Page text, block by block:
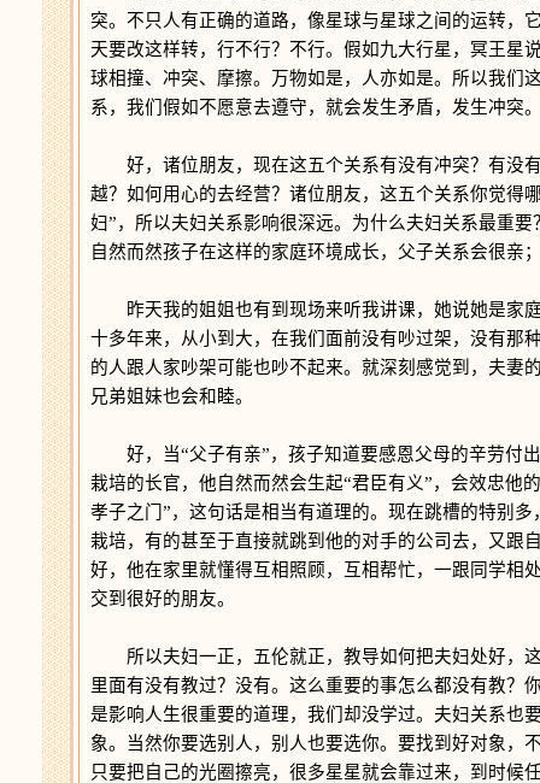
突。不只人有正确的道路，像星球与星球之间的运转，
天要改这样转，行不行？不行。假如九大行星，冥王星
球相撞、冲突、摩擦。万物如是，人亦如是。所以我们
系，我们假如不愿意去遵守，就会发生矛盾，发生冲突
好，诸位朋友，现在这五个关系有没有冲突？有没
越？如何用心的去经营？诸位朋友，这五个关系你觉得
妇”，所以夫妇关系影响很深远。为什么夫妇关系最重
自然而然孩子在这样的家庭环境成长，父子关系会很亲
昨天我的姐姐也有到现场来听我讲课，她说她是家
十多年来，从小到大，在我们面前没有吵过架，没有那
的人跟人家吵架可能也吵不起来。就深刻感觉到，夫妻
兄弟姐妹也会和睦。
好，当“父子有亲”，孩子知道要感恩父母的辛劳付
栽培的长官，他自然而然会生起“君臣有义”，会效忠他
孝子之门”，这句话是相当有道理的。现在跳槽的特别
栽培，有的甚至于直接就跳到他的对手的公司去，又跟
好，他在家里就懂得互相照顾，互相帮忙，一跟同学相
交到很好的朋友。
所以夫妇一正，五伦就正，教导如何把夫妇处好，
里面有没有教过？没有。这么重要的事怎么都没有教？
是影响人生很重要的道理，我们却没学过。夫妇关系也
象。当然你要选别人，别人也要选你。要找到好对象，
只要把自己的光圈擦亮，很多星星就会靠过来，到时候